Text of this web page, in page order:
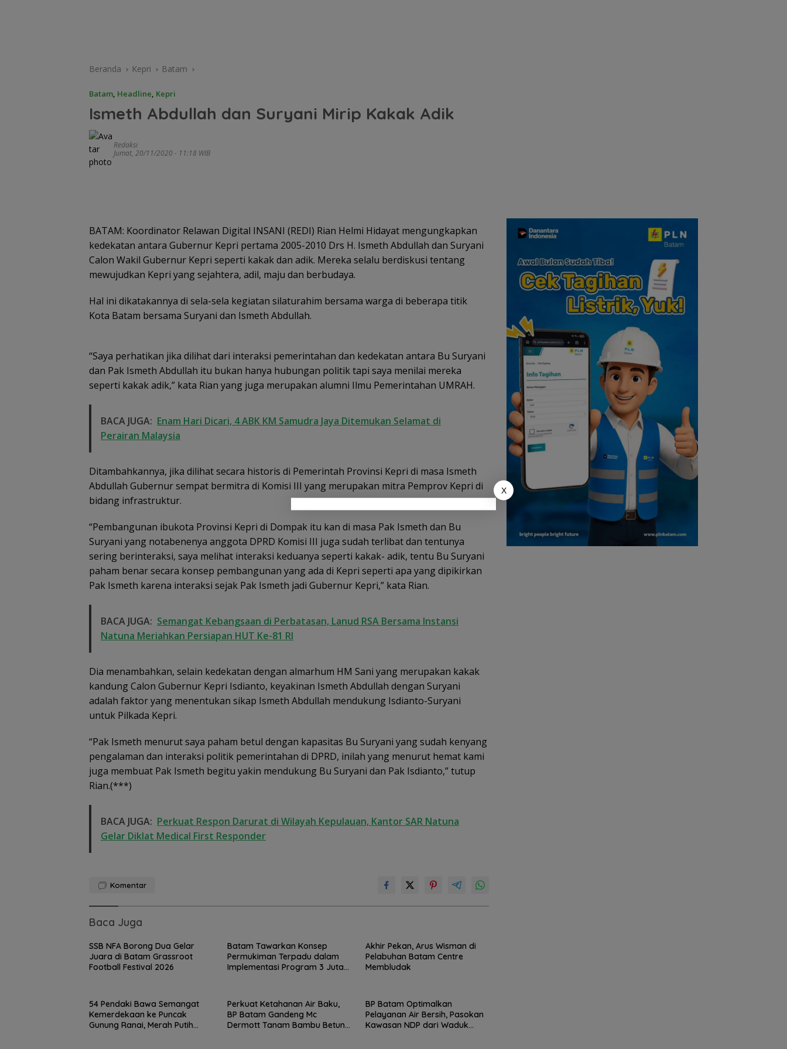
Beranda Kepri Batam
Batam, Headline, Kepri
Ismeth Abdullah dan Suryani Mirip Kakak Adik
Redaksi
Jumat, 20/11/2020 - 11:18 WIB
BATAM: Koordinator Relawan Digital INSANI (REDI) Rian Helmi Hidayat mengungkapkan
kedekatan antara Gubernur Kepri pertama 2005-2010 Drs H. Ismeth Abdullah dan Suryani
Calon Wakil Gubernur Kepri seperti kakak dan adik. Mereka selalu berdiskusi tentang
mewujudkan Kepri yang sejahtera, adil, maju dan berbudaya.
Hal ini dikatakannya di sela-sela kegiatan silaturahim bersama warga di beberapa titik
Kota Batam bersama Suryani dan Ismeth Abdullah.
“Saya perhatikan jika dilihat dari interaksi pemerintahan dan kedekatan antara Bu Suryani
dan Pak Ismeth Abdullah itu bukan hanya hubungan politik tapi saya menilai mereka
seperti kakak adik,” kata Rian yang juga merupakan alumni Ilmu Pemerintahan UMRAH.
BACA JUGA: Enam Hari Dicari, 4 ABK KM Samudra Jaya Ditemukan Selamat di
Perairan Malaysia
Ditambahkannya, jika dilihat secara historis di Pemerintah Provinsi Kepri di masa Ismeth
Abdullah Gubernur sempat bermitra di Komisi III yang merupakan mitra Pemprov Kepri di
bidang infrastruktur.
“Pembangunan ibukota Provinsi Kepri di Dompak itu kan di masa Pak Ismeth dan Bu
Suryani yang notabenenya anggota DPRD Komisi III juga sudah terlibat dan tentunya
sering berinteraksi, saya melihat interaksi keduanya seperti kakak- adik, tentu Bu Suryani
paham benar secara konsep pembangunan yang ada di Kepri seperti apa yang dipikirkan
Pak Ismeth karena interaksi sejak Pak Ismeth jadi Gubernur Kepri,” kata Rian.
BACA JUGA: Semangat Kebangsaan di Perbatasan, Lanud RSA Bersama Instansi
Natuna Meriahkan Persiapan HUT Ke-81 RI
Dia menambahkan, selain kedekatan dengan almarhum HM Sani yang merupakan kakak
kandung Calon Gubernur Kepri Isdianto, keyakinan Ismeth Abdullah dengan Suryani
adalah faktor yang menentukan sikap Ismeth Abdullah mendukung Isdianto-Suryani
untuk Pilkada Kepri.
“Pak Ismeth menurut saya paham betul dengan kapasitas Bu Suryani yang sudah kenyang
pengalaman dan interaksi politik pemerintahan di DPRD, inilah yang menurut hemat kami
juga membuat Pak Ismeth begitu yakin mendukung Bu Suryani dan Pak Isdianto,” tutup
Rian.(***)
BACA JUGA: Perkuat Respon Darurat di Wilayah Kepulauan, Kantor SAR Natuna
Gelar Diklat Medical First Responder
Komentar
Baca Juga
SSB NFA Borong Dua Gelar
Juara di Batam Grassroot
Football Festival 2026
Batam Tawarkan Konsep
Permukiman Terpadu dalam
Implementasi Program 3 Juta
Akhir Pekan, Arus Wisman di
Pelabuhan Batam Centre
Membludak
54 Pendaki Bawa Semangat
Kemerdekaan ke Puncak
Gunung Ranai, Merah Putih
Perkuat Ketahanan Air Baku,
BP Batam Gandeng Mc
Dermott Tanam Bambu Betung
BP Batam Optimalkan
Pelayanan Air Bersih, Pasokan
Kawasan NDP dari Waduk
X